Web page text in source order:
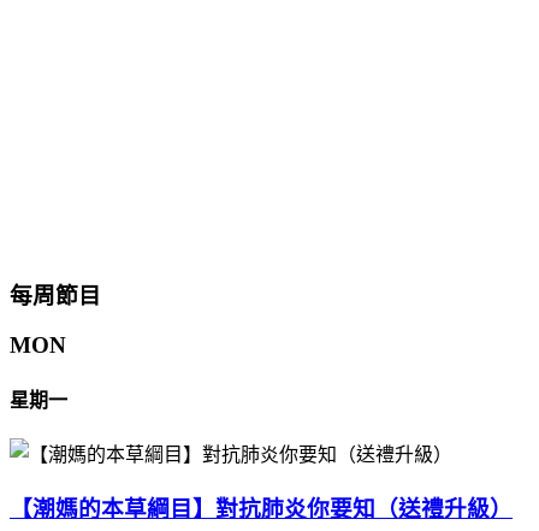
每周節目
MON
星期一
【潮媽的本草綱目】對抗肺炎你要知（送禮升級）